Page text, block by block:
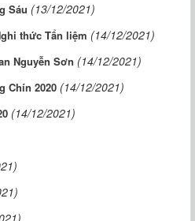
Sáu (13/12/2021)
thức Tẩn liệm (14/12/2021)
Nguyễn Sơn (14/12/2021)
Chín 2020 (14/12/2021)
(14/12/2021)